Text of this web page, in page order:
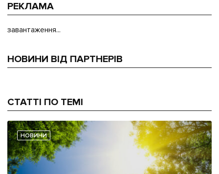
РЕКЛАМА
завантаження...
НОВИНИ ВІД ПАРТНЕРІВ
СТАТТІ ПО ТЕМІ
НОВИНИ